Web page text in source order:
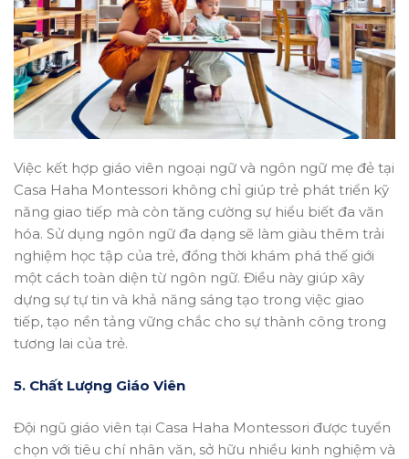
Việc kết hợp giáo viên ngoại ngữ và ngôn ngữ mẹ đẻ tại
Casa Haha Montessori không chỉ giúp trẻ phát triển kỹ
năng giao tiếp mà còn tăng cường sự hiểu biết đa văn
hóa. Sử dụng ngôn ngữ đa dạng sẽ làm giàu thêm trải
nghiệm học tập của trẻ, đồng thời khám phá thế giới
một cách toàn diện từ ngôn ngữ. Điều này giúp xây
dựng sự tự tin và khả năng sáng tạo trong việc giao
tiếp, tạo nền tảng vững chắc cho sự thành công trong
tương lai của trẻ.
5. Chất Lượng Giáo Viên
Đội ngũ giáo viên tại Casa Haha Montessori được tuyển
chọn với tiêu chí nhân văn, sở hữu nhiều kinh nghiệm và